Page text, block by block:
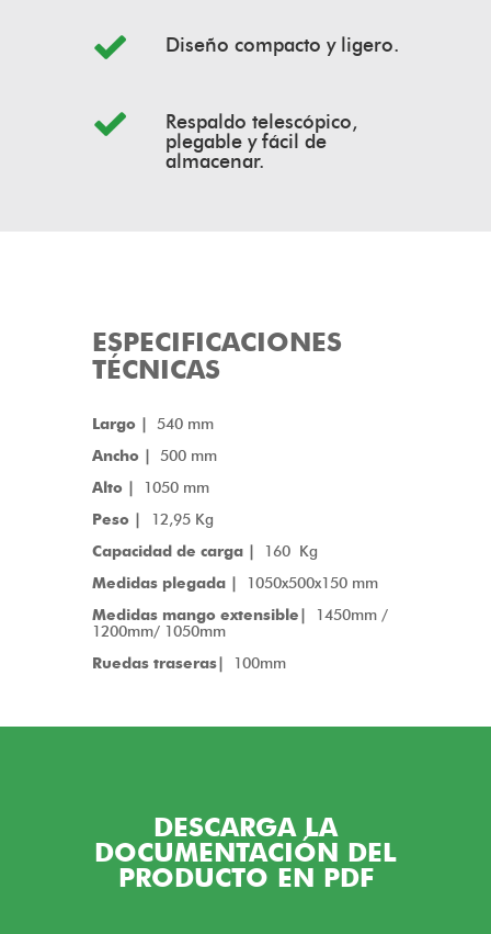
Diseño compacto y ligero.
Respaldo telescópico,
plegable y fácil de
almacenar.
ESPECIFICACIONES
TÉCNICAS
Largo |
540 mm
Ancho |
500 mm
Alto |
1050 mm
Peso |
12,95 Kg
Capacidad de carga |
160 Kg
Medidas plegada |
1050x500x150 mm
Medidas mango extensible|
1450mm /
1200mm/ 1050mm
Ruedas traseras|
100mm
DESCARGA LA
DOCUMENTACIÓN DEL
PRODUCTO EN PDF